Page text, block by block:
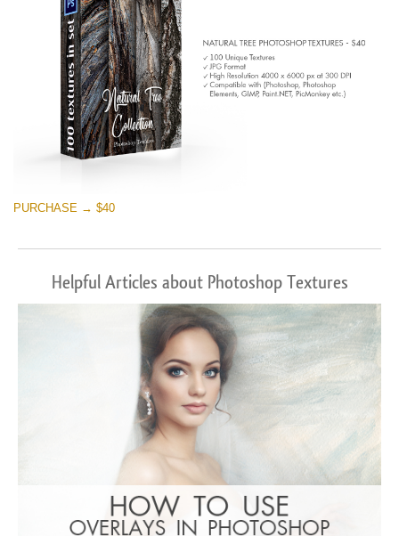
PURCHASE → $40
Helpful Articles about Photoshop Textures